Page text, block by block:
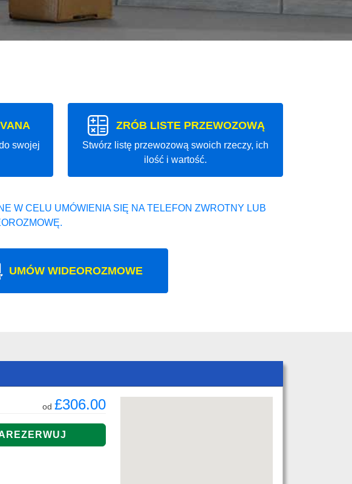
swojej
ZRÓB LISTE PRZEWOZOWĄ
Stwórz listę przewozową swoich rzeczy, ich
ilość i wartość.
W CELU UMÓWIENIA SIĘ NA TELEFON ZWROTNY LUB
UMÓW WIDEOROZMOWE
od £306.00